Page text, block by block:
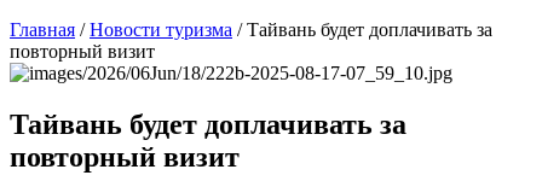
Главная /Новости туризма /Тайвань будет доплачивать за
повторный визит
Тайвань будет доплачивать за
повторный визит